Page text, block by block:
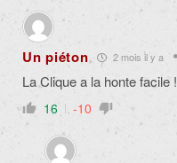
Un piéton 2 mois il y a
La Clique a la honte facile !
16 -10